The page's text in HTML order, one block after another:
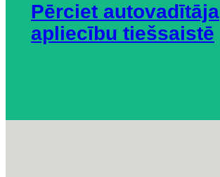
Pērciet autovadītāja
apliecību tiešsaistē